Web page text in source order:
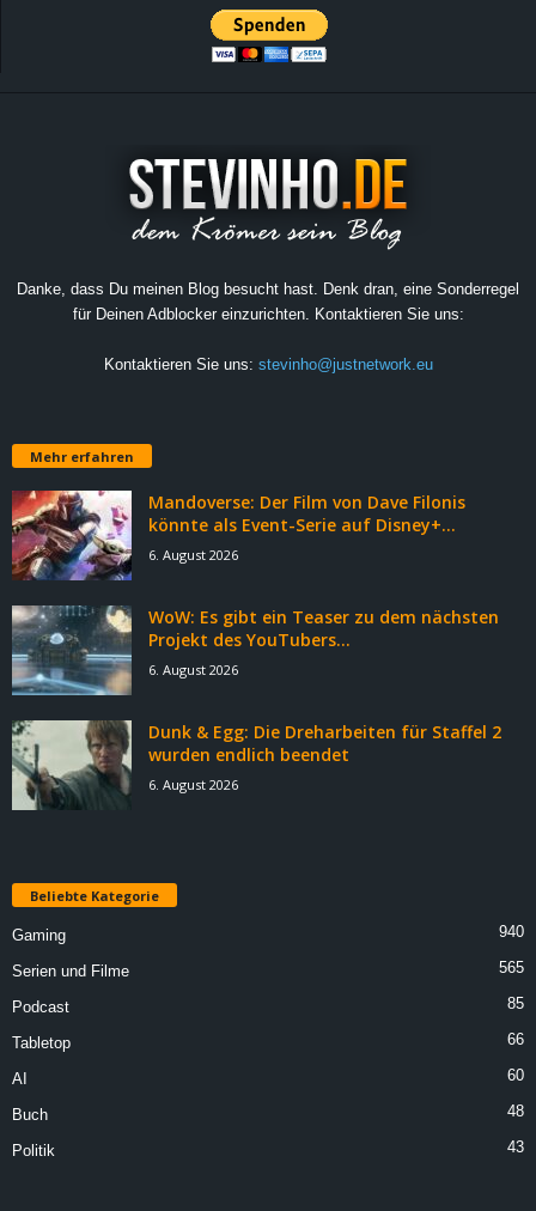
Danke, dass Du meinen Blog besucht hast. Denk dran, eine Sonderregel
für Deinen Adblocker einzurichten. Kontaktieren Sie uns:
Kontaktieren Sie uns: stevinho@justnetwork.eu
Mehr erfahren
Mandoverse: Der Film von Dave Filonis
könnte als Event-Serie auf Disney+...
6. August 2026
WoW: Es gibt ein Teaser zu dem nächsten
Projekt des YouTubers...
6. August 2026
Dunk & Egg: Die Dreharbeiten für Staffel 2
wurden endlich beendet
6. August 2026
Beliebte Kategorie
Gaming 940
Serien und Filme 565
Podcast 85
Tabletop 66
AI 60
Buch 48
Politik 43